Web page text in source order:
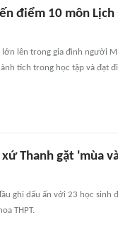
điểm 10 môn Lịch
lên trong gia đình người
tích trong học tập và đạt
Thanh gặt 'mùa
ghi dấu ấn với 23 học
THPT.